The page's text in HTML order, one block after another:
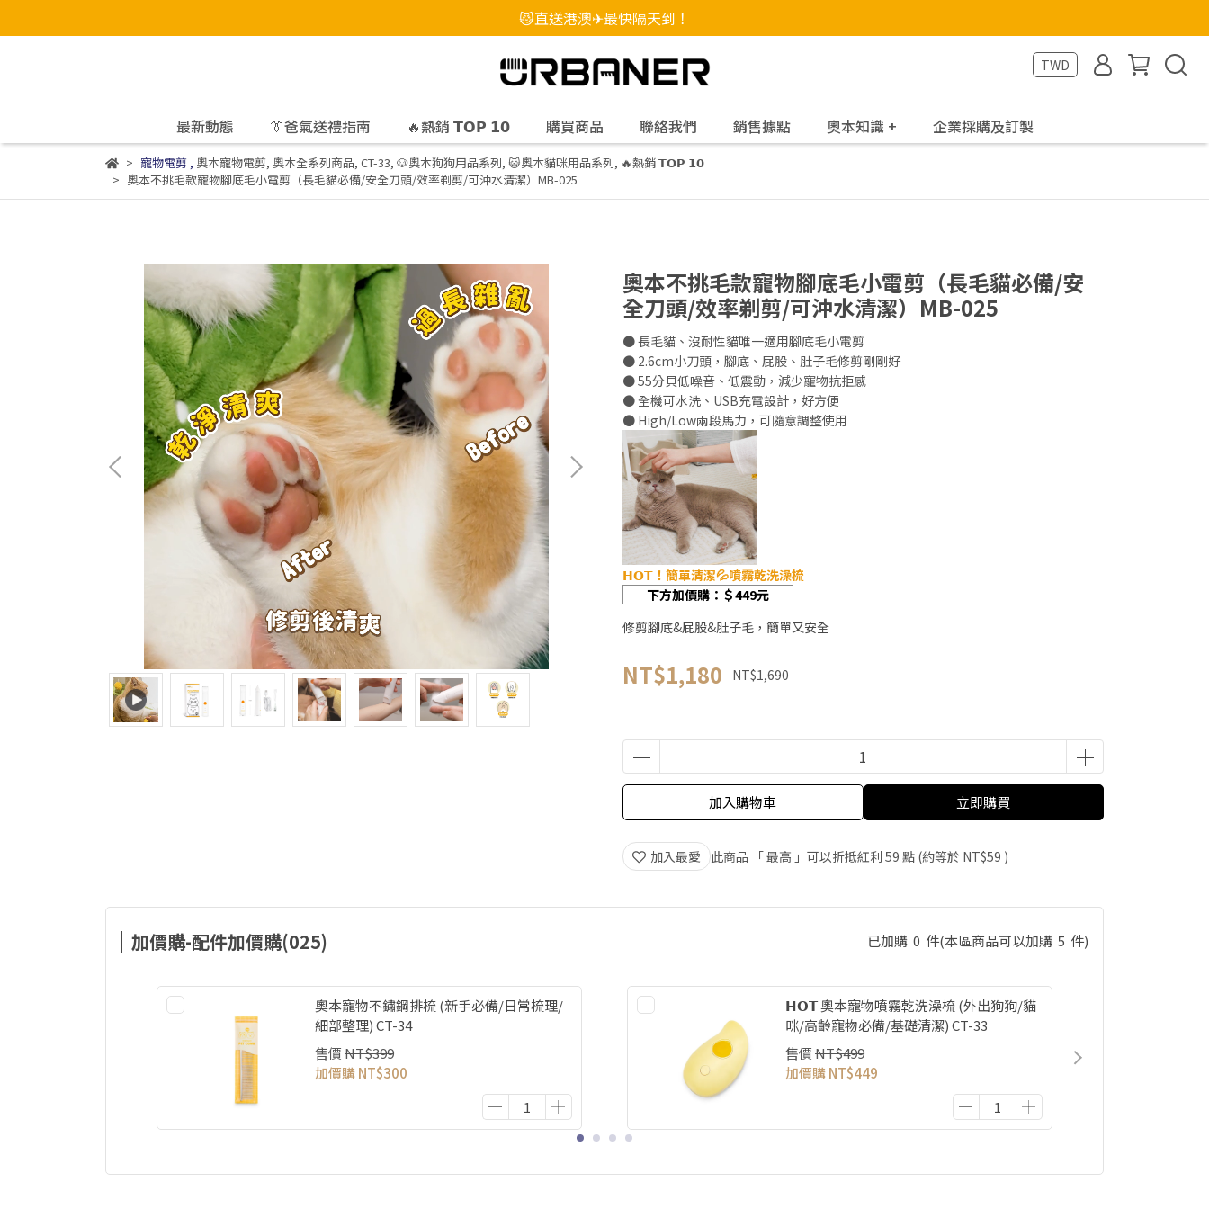
😼直送港澳✈最快隔天到！
TWD
最新動態 👔爸氣送禮指南 🔥熱銷 𝗧𝗢𝗣 𝟭𝟬 購買商品 聯絡我們 銷售據點 奧本知識 + 企業採購及訂製
寵物電剪, 奧本寵物電剪, 奧本全系列商品, CT-33, 🐶奧本狗狗用品系列, 😺奧本貓咪用品系列, 🔥熱銷 𝗧𝗢𝗣 𝟭𝟬
奧本不挑毛款寵物腳底毛小電剪（長毛貓必備/安全刀頭/效率剃剪/可沖水清潔）MB-025
奧本不挑毛款寵物腳底毛小電剪（長毛貓必備/安
全刀頭/效率剃剪/可沖水清潔）MB-025
● 長毛貓、沒耐性貓唯一適用腳底毛小電剪
● 2.6cm小刀頭，腳底、屁股、肚子毛修剪剛剛好
● 55分貝低噪音、低震動，減少寵物抗拒感
● 全機可水洗、USB充電設計，好方便
● High/Low兩段馬力，可隨意調整使用
𝗛𝗢𝗧！簡單清潔💦噴霧乾洗澡梳
下方加價購：＄449元
修剪腳底&屁股&肚子毛，簡單又安全
NT$1,180 NT$1,690
加入購物車 立即購買
加入最愛 此商品 「 最高 」可以折抵紅利 59 點 (約等於 NT$59 )
加價購-配件加價購(025) 已加購 0 件(本區商品可以加購 5 件)
奧本寵物不鏽鋼排梳 (新手必備/日常梳理/
細部整理) CT-34
售價NT$399
加價購NT$300
𝗛𝗢𝗧 奧本寵物噴霧乾洗澡梳 (外出狗狗/貓
咪/高齡寵物必備/基礎清潔) CT-33
售價NT$499
加價購NT$449